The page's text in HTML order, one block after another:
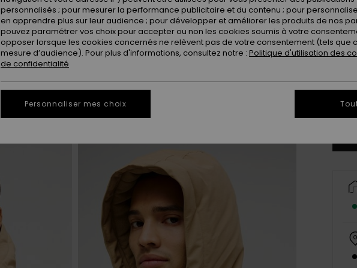
personnalisés ; pour mesurer la performance publicitaire et du contenu ; pour
en apprendre plus sur leur audience ; pour développer et améliorer les produits de nos
pouvez paramétrer vos choix pour accepter ou non les cookies soumis à votre
opposer lorsque les cookies concernés ne relèvent pas de votre consentement (tels que
mesure d’audience). Pour plus d'informations, consultez notre : Politique d'utilisation des
de confidentialité
Personnaliser mes choix